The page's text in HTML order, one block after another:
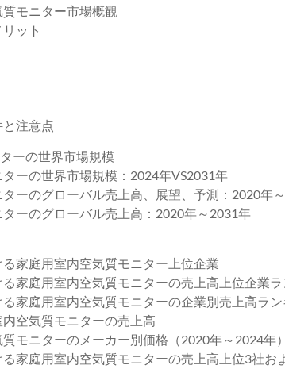
質モニター市場概観
ット
注意点
ーの世界市場規模
ターの世界市場規模：2024年VS2031年
ターのグローバル売上高、展望、予測：2020年
ターのグローバル売上高：2020年～2031年
る家庭用室内空気質モニター上位企業
る家庭用室内空気質モニターの売上高上位企業
る家庭用室内空気質モニターの企業別売上高ラ
内空気質モニターの売上高
モニターのメーカー別価格（2020年～2024年）
る家庭用室内空気質モニターの売上高上位3社お